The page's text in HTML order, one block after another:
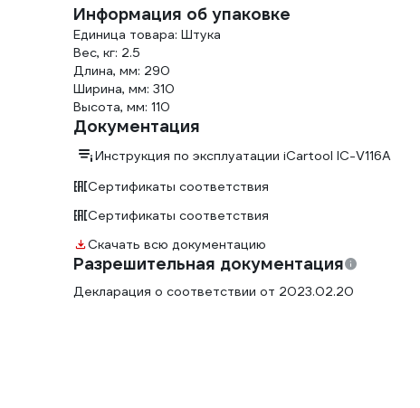
Информация об упаковке
Единица товара: Штука
Вес, кг: 2.5
Длина, мм: 290
Ширина, мм: 310
Высота, мм: 110
Документация
Инструкция по эксплуатации iCartool IC-V116A
Сертификаты соответствия
Сертификаты соответствия
Скачать всю документацию
Разрешительная документация
Декларация о соответствии от 2023.02.20